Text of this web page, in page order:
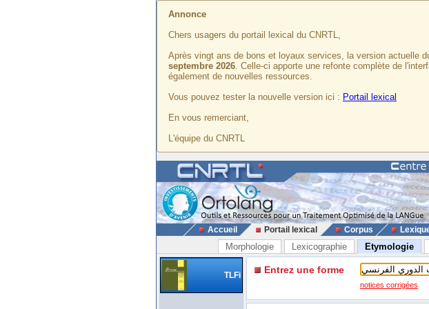
Annonce
Chers usagers du portail lexical du CNRTL,
Après vingt ans de bons et loyaux services, la version actuelle
septembre 2026. Celle-ci apporte une refonte complète de
également de nouvelles ressources.
Vous pouvez tester la nouvelle version ici : Portail lexical
En vous remerciant,
L'équipe du CNRTL
Accueil Portail lexical Corpus
Morphologie Lexicographie Etymologie
TLFi Entrez une forme
notices corrigées